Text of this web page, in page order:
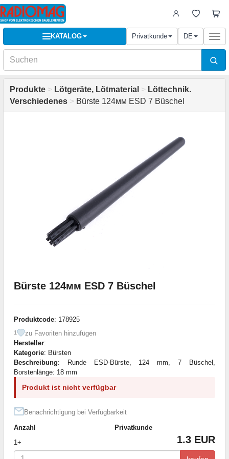
KATALOG Privatkunde DE
Produkte > Lötgeräte, Lötmaterial > Löttechnik.
Verschiedenes > Bürste 124мм ESD 7 Büschel
Bürste 124мм ESD 7 Büschel
Produktcode: 178925
1
zu Favoriten hinzufügen
Hersteller:
Kategorie: Bürsten
Beschreibung: Runde ESD-Bürste, 124 mm, 7 Büschel,
Borstenlänge: 18 mm
Produkt ist nicht verfügbar
Benachrichtigung bei Verfügbarkeit
Anzahl
Privatkunde
1+
1.3 EUR